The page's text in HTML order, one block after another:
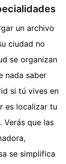
un archivo
ciudad no
se organizan
nada saber
si tú vives en
es localizar tu
que las
se simplifica